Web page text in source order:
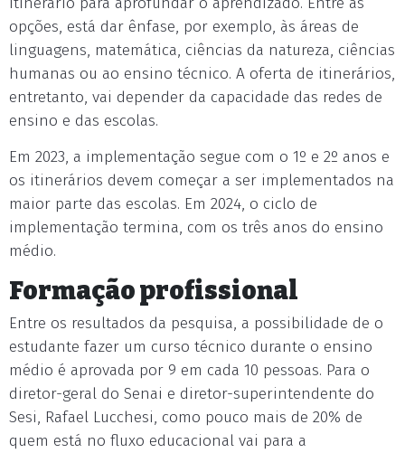
opções, está dar ênfase, por exemplo, às áreas de
linguagens, matemática, ciências da natureza, ciências
humanas ou ao ensino técnico. A oferta de itinerários,
entretanto, vai depender da capacidade das redes de
ensino e das escolas.
Em 2023, a implementação segue com o 1º e 2º anos e
os itinerários devem começar a ser implementados na
maior parte das escolas. Em 2024, o ciclo de
implementação termina, com os três anos do ensino
médio.
Formação profissional
Entre os resultados da pesquisa, a possibilidade de o
estudante fazer um curso técnico durante o ensino
médio é aprovada por 9 em cada 10 pessoas. Para o
diretor-geral do Senai e diretor-superintendente do
Sesi, Rafael Lucchesi, como pouco mais de 20% de
quem está no fluxo educacional vai para a